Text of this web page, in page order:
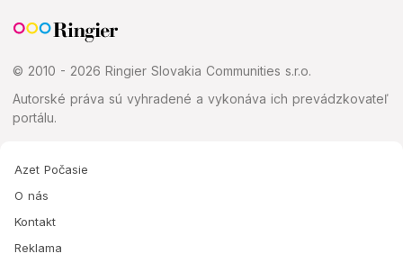
© 2010 - 2026 Ringier Slovakia Communities s.r.o.
Autorské práva sú vyhradené a vykonáva ich prevádzkovateľ
portálu.
Azet Počasie
O nás
Kontakt
Reklama